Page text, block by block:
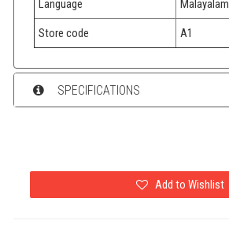
Language Malayalam
Store code A1
SPECIFICATIONS
Add to Wishlist